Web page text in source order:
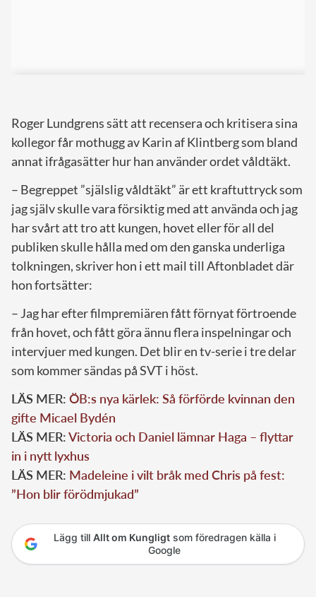
Roger Lundgrens sätt att recensera och kritisera sina
kollegor får mothugg av Karin af Klintberg som bland
annat ifrågasätter hur han använder ordet våldtäkt.
– Begreppet ”själslig våldtäkt” är ett kraftuttryck som
jag själv skulle vara försiktig med att använda och jag
har svårt att tro att kungen, hovet eller för all del
publiken skulle hålla med om den ganska underliga
tolkningen, skriver hon i ett mail till Aftonbladet där
hon fortsätter:
– Jag har efter filmpremiären fått förnyat förtroende
från hovet, och fått göra ännu flera inspelningar och
intervjuer med kungen. Det blir en tv-serie i tre delar
som kommer sändas på SVT i höst.
LÄS MER: ÖB:s nya kärlek: Så förförde kvinnan den
gifte Micael Bydén
LÄS MER:Victoria och Daniel lämnar Haga – flyttar
in i nytt lyxhus
LÄS MER: Madeleine i vilt bråk med Chris på fest:
”Hon blir förödmjukad”
Lägg till Allt om Kungligtsom föredragen källa i
Google